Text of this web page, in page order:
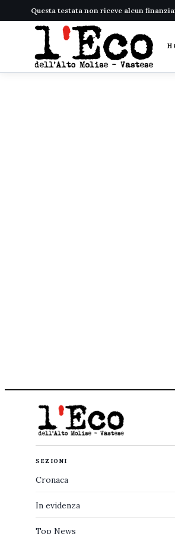
Questa testata non riceve alcun
SEZIONI
Cronaca
In evidenza
Top News